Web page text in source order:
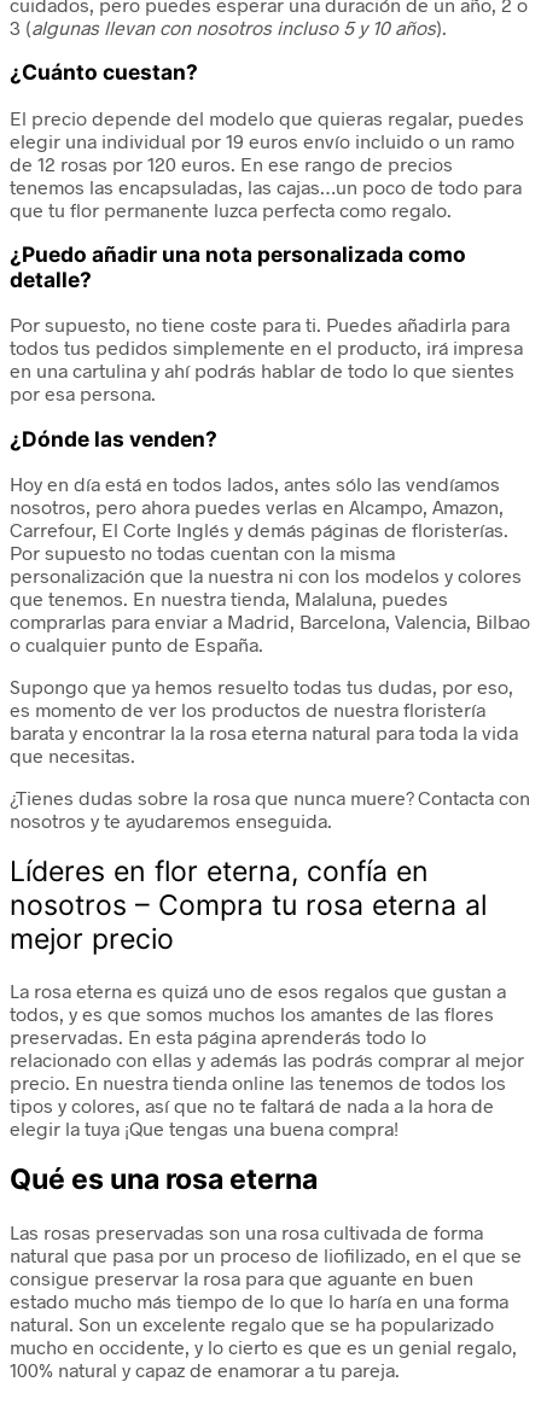
3 (algunas llevan con nosotros incluso 5 y 10 años).
¿Cuánto cuestan?
El precio depende del modelo que quieras regalar, puedes
elegir una individual por 19 euros envío incluido o un ramo
de 12 rosas por 120 euros. En ese rango de precios
tenemos las encapsuladas, las cajas…un poco de todo para
que tu flor permanente luzca perfecta como regalo.
¿Puedo añadir una nota personalizada como
detalle?
Por supuesto, no tiene coste para ti. Puedes añadirla para
todos tus pedidos simplemente en el producto, irá impresa
en una cartulina y ahí podrás hablar de todo lo que sientes
por esa persona.
¿Dónde las venden?
Hoy en día está en todos lados, antes sólo las vendíamos
nosotros, pero ahora puedes verlas en Alcampo, Amazon,
Carrefour, El Corte Inglés y demás páginas de floristerías.
Por supuesto no todas cuentan con la misma
personalización que la nuestra ni con los modelos y colores
que tenemos. En nuestra tienda, Malaluna, puedes
comprarlas para enviar a Madrid, Barcelona, Valencia, Bilbao
o cualquier punto de España.
Supongo que ya hemos resuelto todas tus dudas, por eso,
es momento de ver los productos de nuestra floristería
barata y encontrar la la rosa eterna natural para toda la vida
que necesitas.
¿Tienes dudas sobre la rosa que nunca muere? Contacta con
nosotros y te ayudaremos enseguida.
Líderes en flor eterna, confía en
nosotros – Compra tu rosa eterna al
mejor precio
La rosa eterna es quizá uno de esos regalos que gustan a
todos, y es que somos muchos los amantes de las flores
preservadas. En esta página aprenderás todo lo
relacionado con ellas y además las podrás comprar al mejor
precio. En nuestra tienda online las tenemos de todos los
tipos y colores, así que no te faltará de nada a la hora de
elegir la tuya ¡Que tengas una buena compra!
Qué es una rosa eterna
Las rosas preservadas son una rosa cultivada de forma
natural que pasa por un proceso de liofilizado, en el que se
consigue preservar la rosa para que aguante en buen
estado mucho más tiempo de lo que lo haría en una forma
natural. Son un excelente regalo que se ha popularizado
mucho en occidente, y lo cierto es que es un genial regalo,
100% natural y capaz de enamorar a tu pareja.